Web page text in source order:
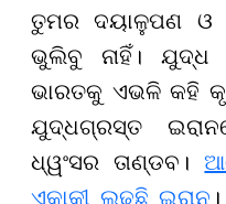
ତୁମର ଦୟାଳୁପଣ ଓ
ଭୁଲିବୁ ନାହିଁ। ଯୁଦ୍ଧ
ଭାରତକୁ ଏଭଳି କହି
ଯୁଦ୍ଧଗ୍ରସ୍ତ
ଧ୍ୱଂସର ତାଣ୍ଡବ।
ଏକାକୀ ଲଢୁଛି ଇରାନ